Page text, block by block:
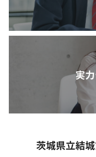
実
茨城県立結